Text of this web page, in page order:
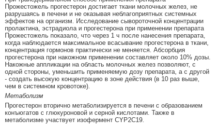
Прожестожель прогестерон достигает ткани молочных желез, не
разрушаясь в печени и не оказывая неблагоприятных системных
эффектов на организм. Исследование сывороточной концентрации
пролактина, эстрадиола и прогестерона при применении препарата
Прожестожель показало, что через 1 ч после нанесения препарата,
когда наблюдается максимальное всасывание прогестерона в ткани,
концентрация гормонов практически не меняется. Абсорбция
прогестерона при накожном применении составляет около 10% дозы.
Накожные аппликации на область молочных желез позволяют, с
одной стороны, уменьшить применяемую дозу препарата, а с другой
- создать высокую концентрацию в зоне действия (в 10 раз выше,
чем в системном кровотоке).
Метаболизм
Прогестерон вторично метаболизируется в печени с образованием
конъюгатов с глюкуроновой и серной кислотами. Также в
метаболизме участвует изофермент CYP2C19.